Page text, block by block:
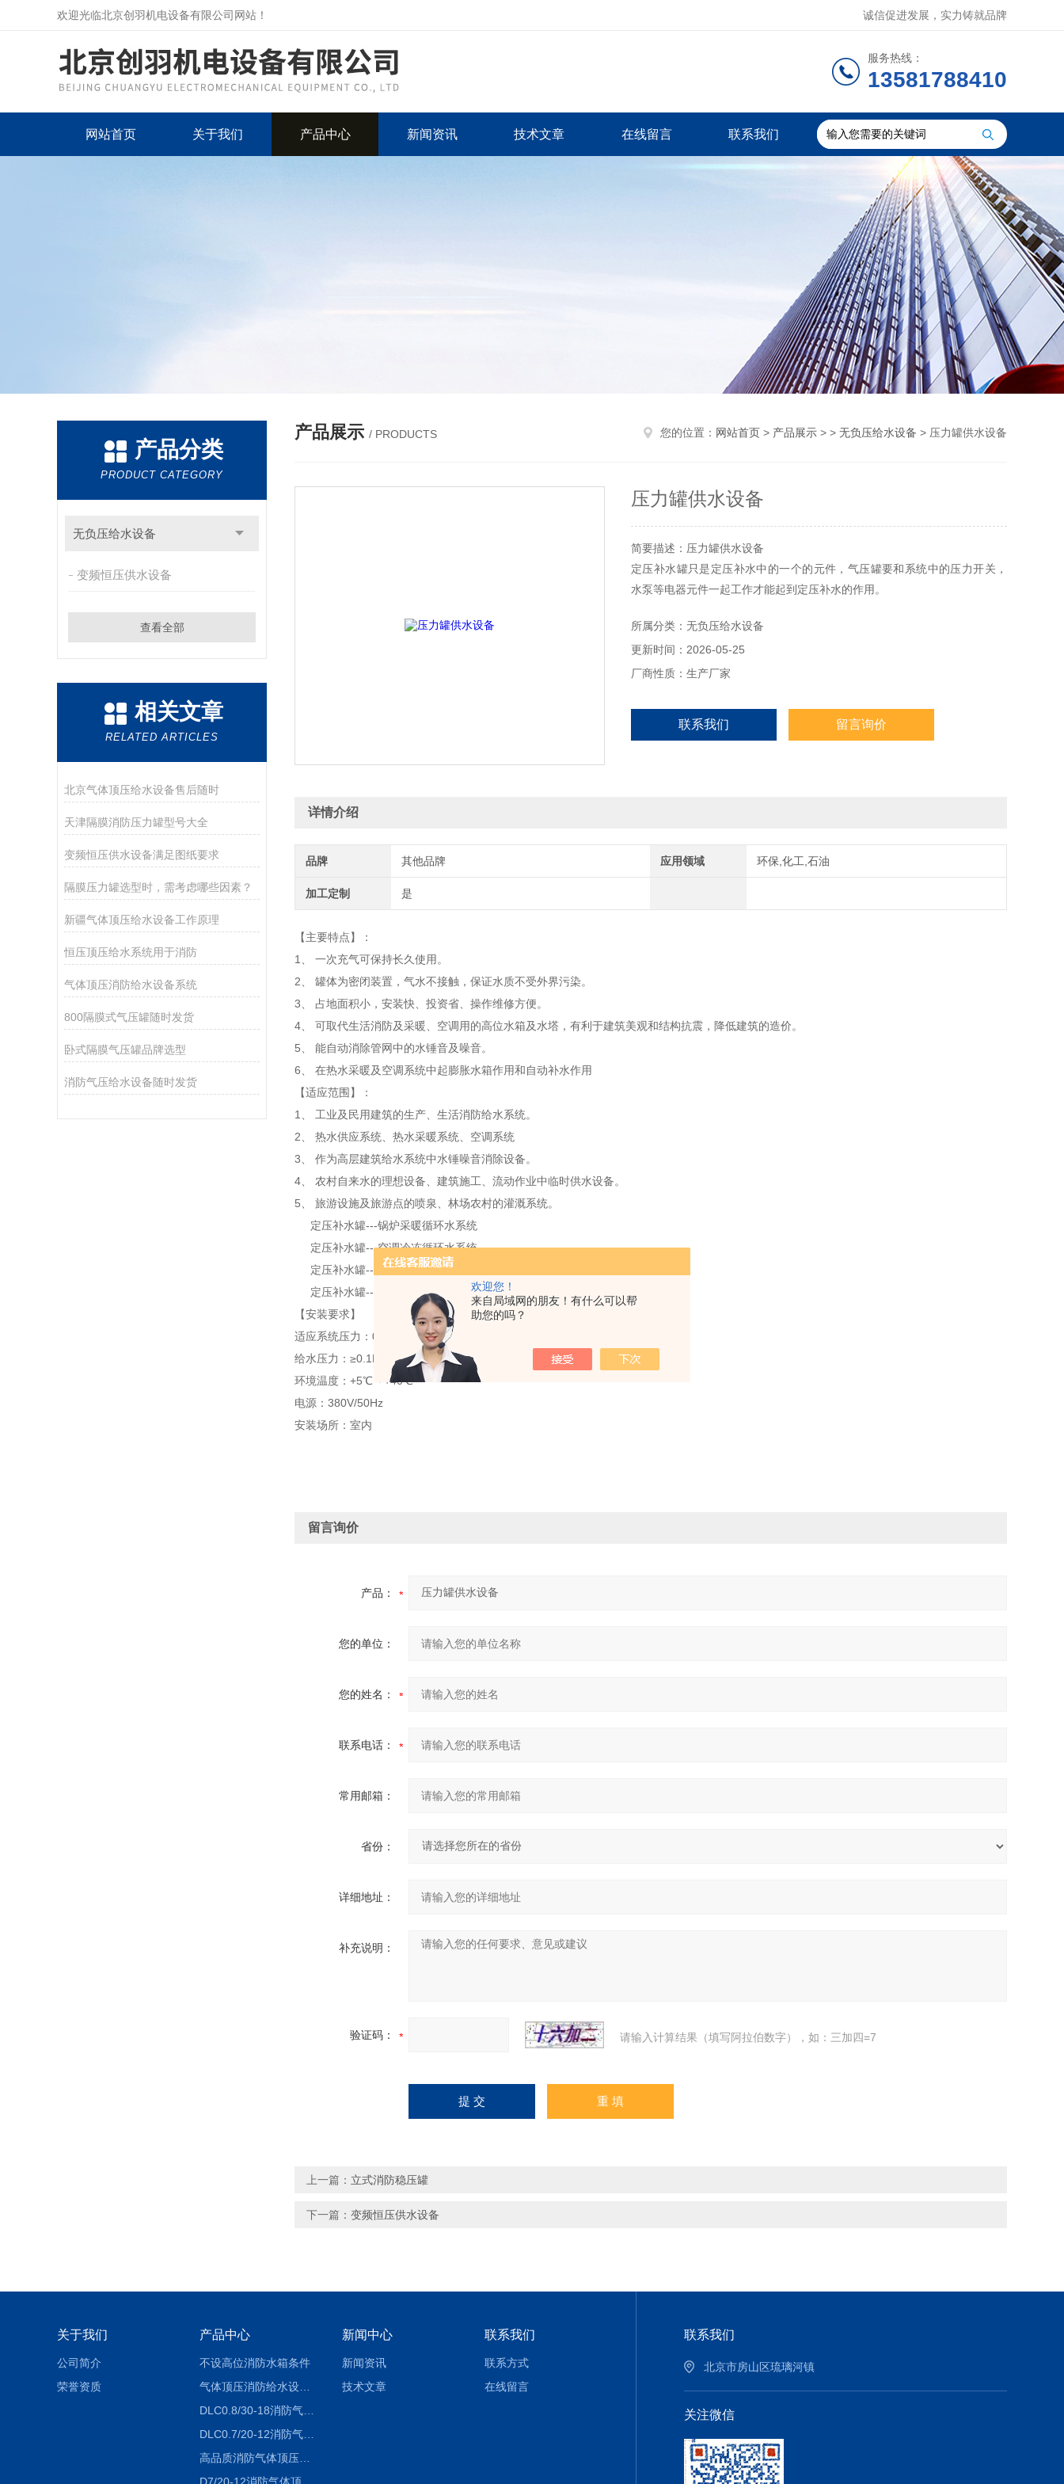
欢迎您！
来自局域网的朋友！有什么可以帮
助您的吗？
欢迎光临北京创羽机电设备有限公司网站！ 诚信促进发展，实力铸就品牌
服务热线：
13581788410
网站首页 关于我们 产品中心 新闻资讯 技术文章 在线留言 联系我们
产品分类
PRODUCT CATEGORY
无负压给水设备
变频恒压供水设备
查看全部
相关文章
RELATED ARTICLES
北京气体顶压给水设备售后随时
天津隔膜消防压力罐型号大全
变频恒压供水设备满足图纸要求
隔膜压力罐选型时，需考虑哪些因素？
新疆气体顶压给水设备工作原理
恒压顶压给水系统用于消防
气体顶压消防给水设备系统
800隔膜式气压罐随时发货
卧式隔膜气压罐品牌选型
消防气压给水设备随时发货
产品展示 / PRODUCTS 您的位置： 网站首页 > 产品展示 > > 无负压给水设备 > 压力罐供水设备
压力罐供水设备
简要描述：压力罐供水设备
定压补水罐只是定压补水中的一个的元件，气压罐要和系统中的压力开关，
水泵等电器元件一起工作才能起到定压补水的作用。
所属分类：无负压给水设备
更新时间：2026-05-25
厂商性质：生产厂家
联系我们 留言询价
详情介绍
品牌 其他品牌 应用领域 环保,化工,石油
加工定制 是
【主要特点】：
1、 一次充气可保持长久使用。
2、 罐体为密闭装置，气水不接触，保证水质不受外界污染。
3、 占地面积小，安装快、投资省、操作维修方便。
4、 可取代生活消防及采暖、空调用的高位水箱及水塔，有利于建筑美观和结构抗震，降低建筑的造价。
5、 能自动消除管网中的水锤音及噪音。
6、 在热水采暖及空调系统中起膨胀水箱作用和自动补水作用
【适应范围】：
1、 工业及民用建筑的生产、生活消防给水系统。
2、 热水供应系统、热水采暖系统、空调系统
3、 作为高层建筑给水系统中水锤噪音消除设备。
4、 农村自来水的理想设备、建筑施工、流动作业中临时供水设备。
5、 旅游设施及旅游点的喷泉、林场农村的灌溉系统。
定压补水罐---锅炉采暖循环水系统
定压补水罐---空调冷冻循环水系统
定压补水罐---空调冷却循环水系统
定压补水罐---其他有需要的循环水系统
【安装要求】
适应系统压力：0.1-2.0Mpa
给水压力：≥0.1Mpa
环境温度：+5℃～+40℃
电源：380V/50Hz
安装场所：室内
留言询价
产品：
您的单位：
您的姓名：
联系电话：
常用邮箱：
省份：
详细地址：
补充说明：
验证码： 请输入计算结果（填写阿拉伯数字），如：三加四=7
上一篇： 立式消防稳压罐
下一篇： 变频恒压供水设备
关于我们
公司简介
荣誉资质
产品中心
不设高位消防水箱条件
气体顶压消防给水设备（气压罐）工作原理
DLC0.8/30-18消防气体顶压设备价格
DLC0.7/20-12消防气体顶压给水设备厂家
高品质消防气体顶压给水设备价格
新闻中心
新闻资讯
技术文章
联系我们
联系方式
在线留言
联系我们
北京市房山区琉璃河镇
关注微信